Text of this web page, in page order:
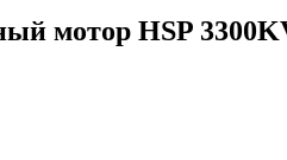
мотор HSP